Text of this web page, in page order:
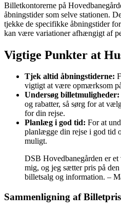
Billetkontorerne på
åbningstider som selve stationen.
tjekke de specifikke åbningstider
kan være variationer afhængigt af
Vigtige Punkter at
Tjek altid åbningstiderne:
vigtigt at være opmærksom
Undersøg billetmuligheder:
og rabatter, så sørg for at
for din rejse.
Planlæg i god tid: For at
planlægge din rejse i god tid
muligt.
DSB Hovedbanegården er
mig, og jeg sætter pris på
billetsalg og information. –
Sammenligning af